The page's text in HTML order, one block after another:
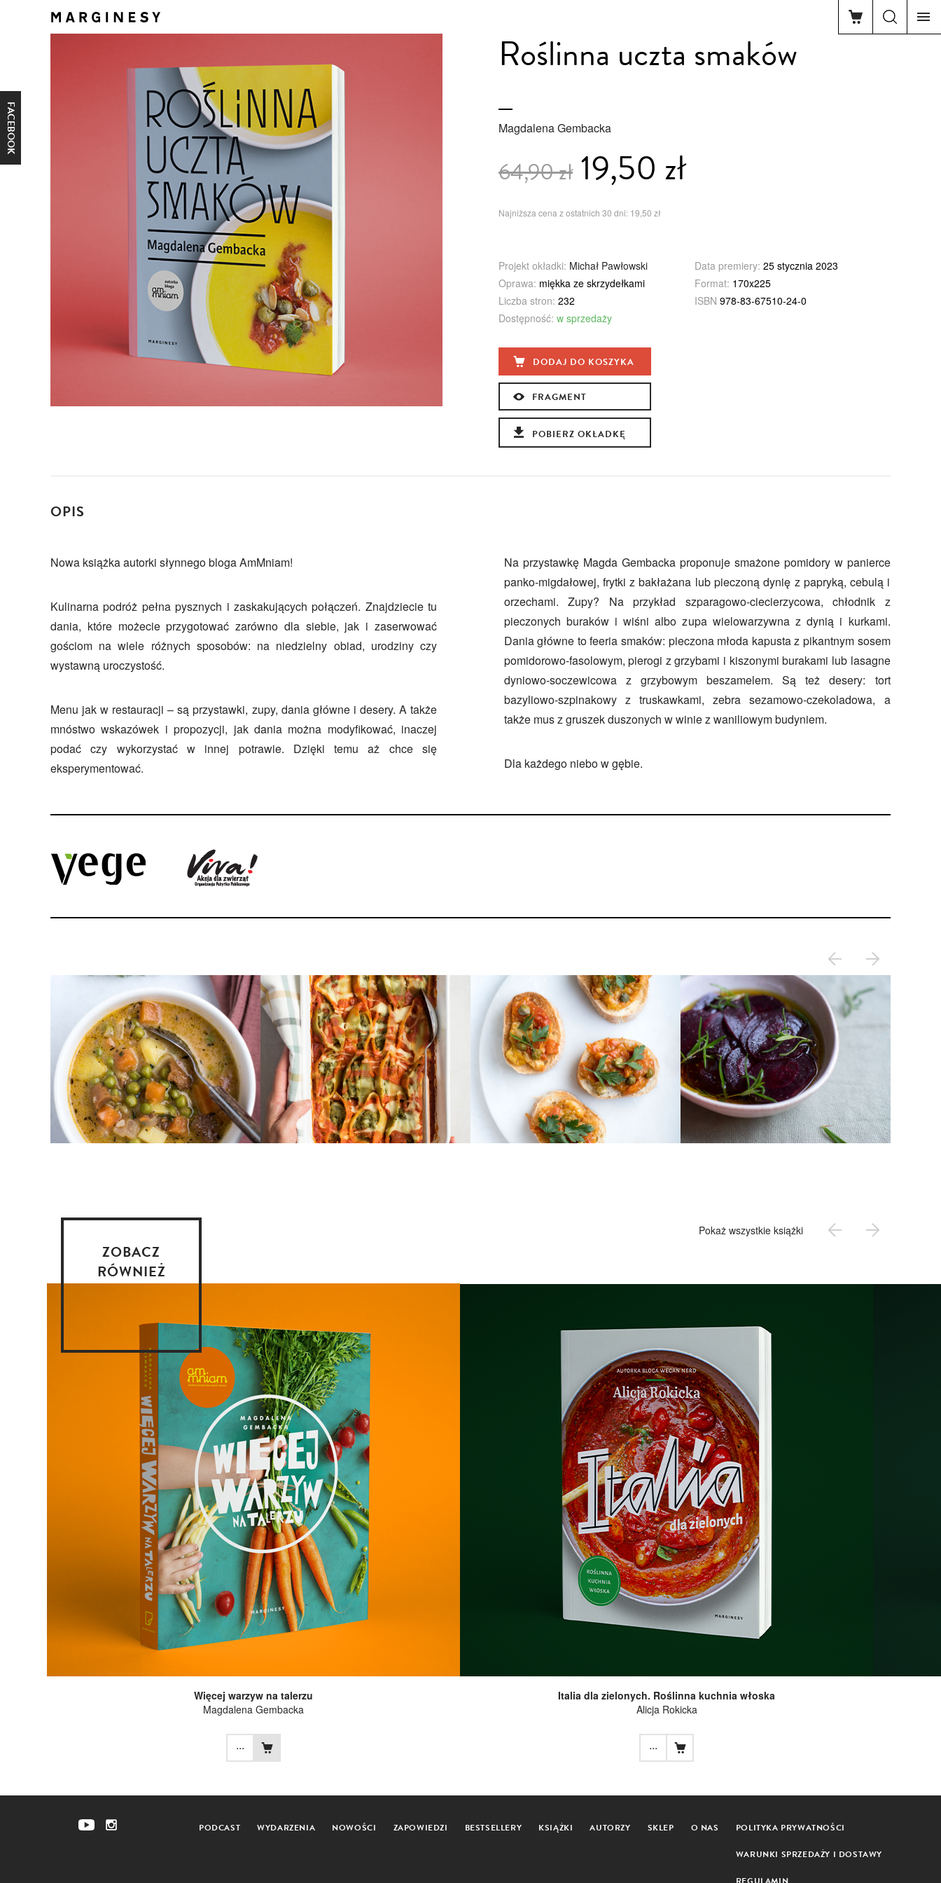
FACEBOOK
Roślinna uczta smaków
Magdalena Gembacka
64,90 zł19,50 zł
Najniższa cena z ostatnich 30 dni: 19,50 zł
Projekt okładki: Michał Pawłowski Data premiery: 25 stycznia 2023
Oprawa: miękka ze skrzydełkami Format: 170x225
Liczba stron: 232 ISBN 978-83-67510-24-0
Dostępność: w sprzedaży
DODAJ DO KOSZYKA
FRAGMENT
POBIERZ OKŁADKĘ
OPIS
Nowa książka autorki słynnego bloga AmMniam!
Kulinarna podróż pełna pysznych i zaskakujących połączeń. Znajdziecie tu
dania, które możecie przygotować zarówno dla siebie, jak i zaserwować
gościom na wiele różnych sposobów: na niedzielny obiad, urodziny czy
wystawną uroczystość.
Menu jak w restauracji – są przystawki, zupy, dania główne i desery. A także
mnóstwo wskazówek i propozycji, jak dania można modyfikować, inaczej
podać czy wykorzystać w innej potrawie. Dzięki temu aż chce się
eksperymentować.
Na przystawkę Magda Gembacka proponuje smażone pomidory w panierce
panko-migdałowej, frytki z bakłażana lub pieczoną dynię z papryką, cebulą i
orzechami. Zupy? Na przykład szparagowo-ciecierzycowa, chłodnik z
pieczonych buraków i wiśni albo zupa wielowarzywna z dynią i kurkami.
Dania główne to feeria smaków: pieczona młoda kapusta z pikantnym sosem
pomidorowo-fasolowym, pierogi z grzybami i kiszonymi burakami lub lasagne
dyniowo-soczewicowa z grzybowym beszamelem. Są też desery: tort
bazyliowo-szpinakowy z truskawkami, zebra sezamowo-czekoladowa, a
także mus z gruszek duszonych w winie z waniliowym budyniem.
Dla każdego niebo w gębie.
ZOBACZ
RÓWNIEŻ
Pokaż wszystkie książki
Więcej warzyw na talerzu
Magdalena Gembacka
...
Italia dla zielonych. Roślinna kuchnia włoska
Alicja Rokicka
...
PODCAST WYDARZENIA NOWOŚCI ZAPOWIEDZI BESTSELLERY KSIĄŻKI AUTORZY SKLEP O NAS POLITYKA PRYWATNOŚCI
WARUNKI SPRZEDAŻY I DOSTAWY